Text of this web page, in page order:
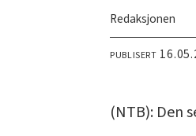
Redaksjonen
PUBLISERT
(NTB): Den